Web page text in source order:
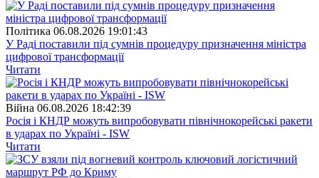
Полiтика 06.08.2026 19:01:43
У Раді поставили під сумнів процедуру призначення міністра
цифрової трансформації
Читати
Війна 06.08.2026 18:42:39
Росія і КНДР можуть випробовувати північнокорейські ракети
в ударах по Україні - ISW
Читати